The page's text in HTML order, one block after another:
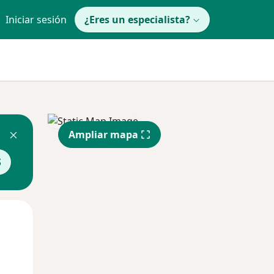
Iniciar sesión ¿Eres un especialista?
Ampliar mapa